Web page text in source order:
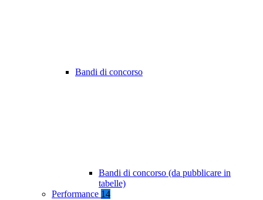
Bandi di concorso
Bandi di concorso (da pubblicare in
tabelle)
Performance 14